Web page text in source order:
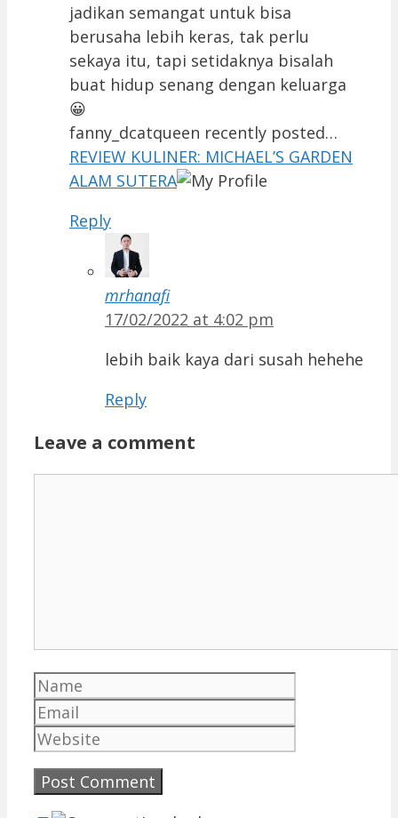
jadikan semangat untuk bisa
berusaha lebih keras, tak perlu
sekaya itu, tapi setidaknya bisalah
buat hidup senang dengan keluarga
😀
fanny_dcatqueen recently posted…
REVIEW KULINER: MICHAEL’S GARDEN
ALAM SUTERA
Reply
mrhanafi
17/02/2022 at 4:02 pm
lebih baik kaya dari susah hehehe
Reply
Leave a comment
Name